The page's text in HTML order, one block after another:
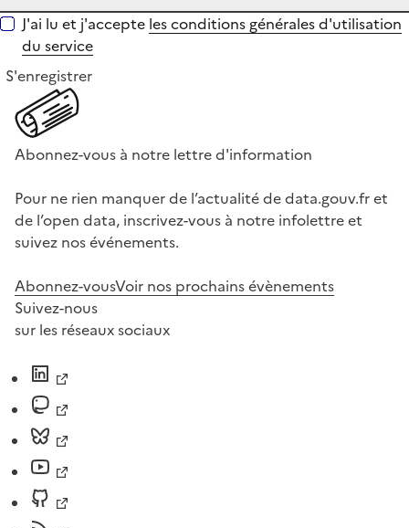
J'ai lu et j'accepte les conditions générales d'utilisation
du service
S'enregistrer
Abonnez-vous à notre lettre d'information
Pour ne rien manquer de l’actualité de data.gouv.fr et
de l’open data, inscrivez-vous à notre infolettre et
suivez nos événements.
Abonnez-vousVoir nos prochains évènements
Suivez-nous
sur les réseaux sociaux